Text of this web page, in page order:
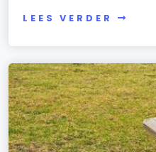
LEES VERDER